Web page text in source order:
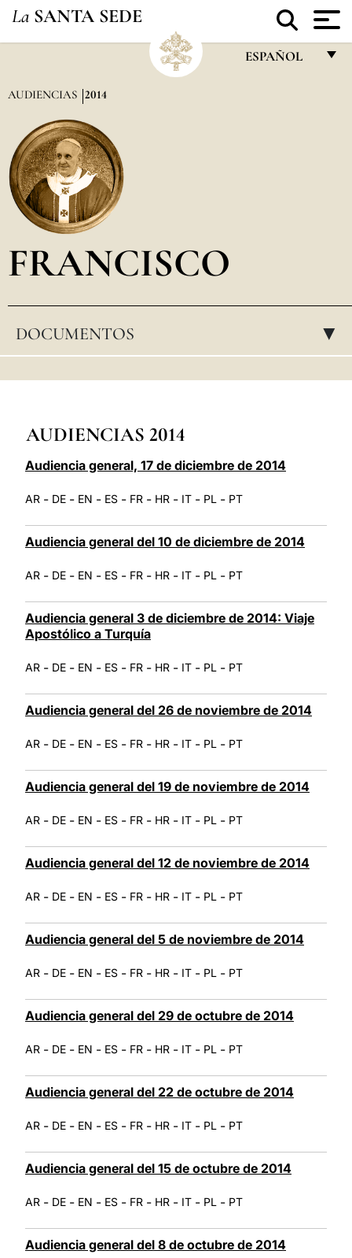
La SANTA SEDE
ESPAÑOL
العربيّة
AUDIENCIAS 2014
FRANCISCO
DOCUMENTOS ▸
AUDIENCIAS 2014
Audiencia general, 17 de diciembre de 2014
AR - DE - EN - ES - FR - HR - IT - PL - PT
Audiencia general del 10 de diciembre de 2014
AR - DE - EN - ES - FR - HR - IT - PL - PT
Audiencia general 3 de diciembre de 2014: Viaje
Apostólico a Turquía
AR - DE - EN - ES - FR - HR - IT - PL - PT
Audiencia general del 26 de noviembre de 2014
AR - DE - EN - ES - FR - HR - IT - PL - PT
Audiencia general del 19 de noviembre de 2014
AR - DE - EN - ES - FR - HR - IT - PL - PT
Audiencia general del 12 de noviembre de 2014
AR - DE - EN - ES - FR - HR - IT - PL - PT
Audiencia general del 5 de noviembre de 2014
AR - DE - EN - ES - FR - HR - IT - PL - PT
Audiencia general del 29 de octubre de 2014
AR - DE - EN - ES - FR - HR - IT - PL - PT
Audiencia general del 22 de octubre de 2014
AR - DE - EN - ES - FR - HR - IT - PL - PT
Audiencia general del 15 de octubre de 2014
AR - DE - EN - ES - FR - HR - IT - PL - PT
Audiencia general del 8 de octubre de 2014